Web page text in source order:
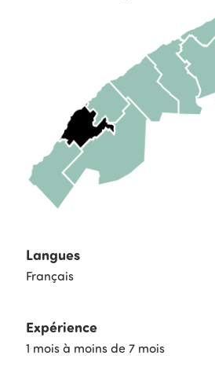
Langues
Français
Expérience
1 mois à moins de 7 mois